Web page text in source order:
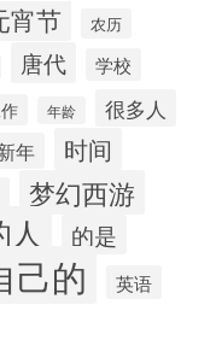
宵节 农历
唐代 学校
年龄 很多人
年 时间
梦幻西游
人 的是
己的 英语